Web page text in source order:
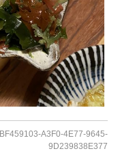
BF459103-A3F0-4E77-9645-
9D239838E377